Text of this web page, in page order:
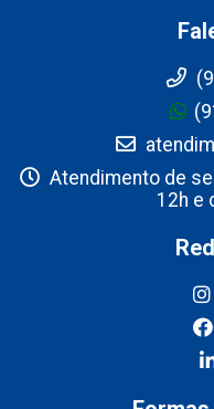
Atendimento de
12h e